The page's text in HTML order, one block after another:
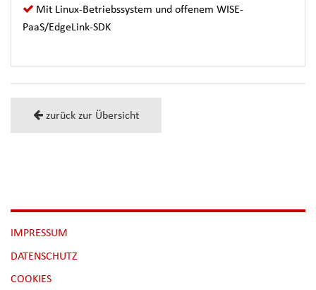
Mit Linux-Betriebssystem und offenem WISE-
PaaS/EdgeLink-SDK
zurück zur Übersicht
NAVIGATION
ÜBERSPRINGEN
IMPRESSUM
DATENSCHUTZ
[NBSP]
COOKIES